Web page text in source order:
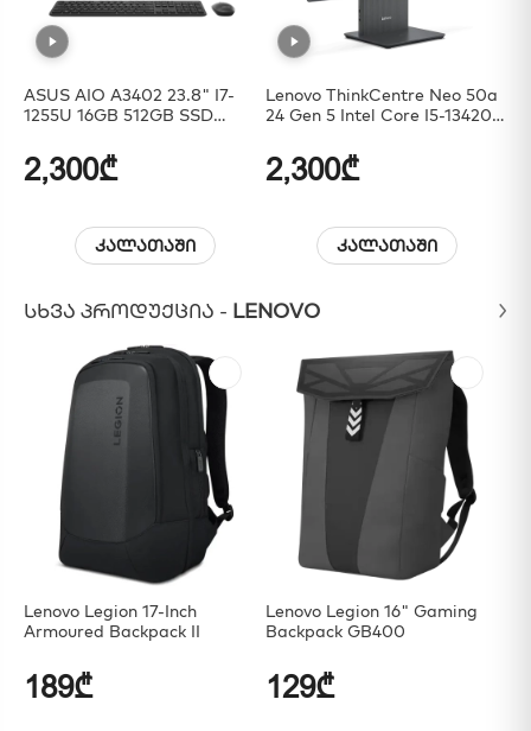
ASUS AIO A3402 23.8" I7-
1255U 16GB 512GB SSD
2,300₾
კალათაში
Lenovo ThinkCentre Neo 50a
24 Gen 5 Intel Core I5-13420H
(2560x1440) Luna-Grey
2,300₾
კალათაში
ᲡᲮᲕᲐ ᲞᲠᲝᲓᲣᲥᲪᲘᲐ - LENOVO
Lenovo Legion 17-Inch
Armoured Backpack II
189₾
Lenovo Legion 16" Gaming
Backpack GB400
129₾